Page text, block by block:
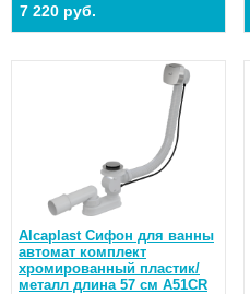
7 220 руб.
Alcaplast Сифон для ванны
автомат комплект
хромированный пластик/
металл длина 57 см A51CR